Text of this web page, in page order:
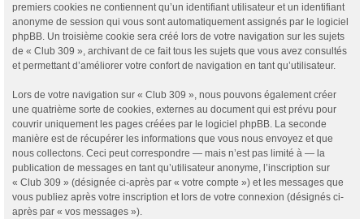
premiers cookies ne contiennent qu’un identifiant utilisateur et un identifiant
anonyme de session qui vous sont automatiquement assignés par le logiciel
phpBB. Un troisième cookie sera créé lors de votre navigation sur les sujets
de « Club 309 », archivant de ce fait tous les sujets que vous avez consultés
et permettant d’améliorer votre confort de navigation en tant qu’utilisateur.
Lors de votre navigation sur « Club 309 », nous pouvons également créer
une quatrième sorte de cookies, externes au document qui est prévu pour
couvrir uniquement les pages créées par le logiciel phpBB. La seconde
manière est de récupérer les informations que vous nous envoyez et que
nous collectons. Ceci peut correspondre — mais n’est pas limité à — la
publication de messages en tant qu’utilisateur anonyme, l’inscription sur
« Club 309 » (désignée ci-après par « votre compte ») et les messages que
vous publiez après votre inscription et lors de votre connexion (désignés ci-
après par « vos messages »).